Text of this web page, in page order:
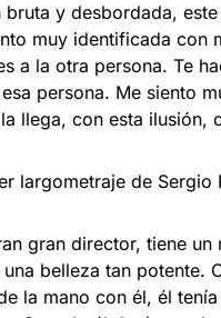
bruta y desbordada,
muy identificada con
a la otra persona. Te
persona. Me siento
llega, con esta ilusión,
largometraje de
gran director, tiene
belleza tan potente.
la mano con él, él